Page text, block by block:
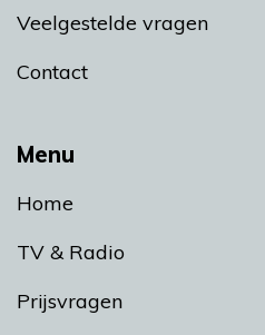
Menu
Home
TV & Radio
Prijsvragen
Veelgestelde vragen
Contact